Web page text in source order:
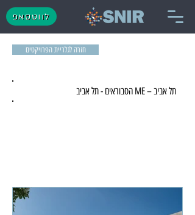
לווטסאפ
חזרה לגלריית הפרויקטים
תל אביב – ME הסבוראים - תל אביב